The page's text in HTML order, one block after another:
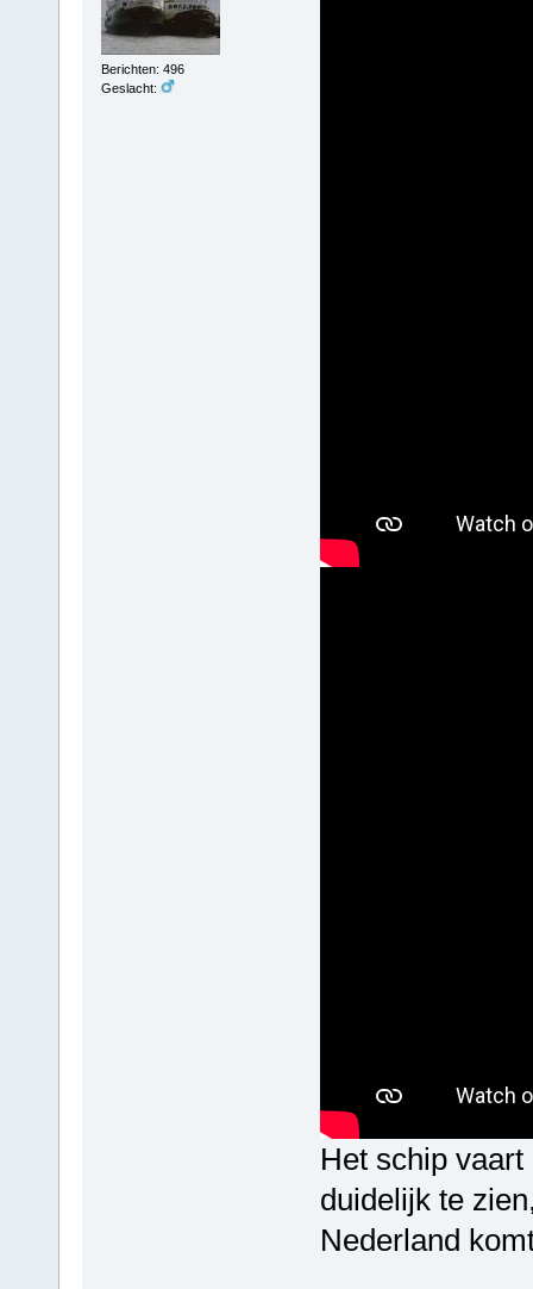
Berichten: 496
Geslacht:
Het schip
duidelijk te
Nederland